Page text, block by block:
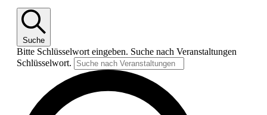
Suche
Bitte Schlüsselwort eingeben. Suche nach Veranstaltungen
Schlüsselwort.